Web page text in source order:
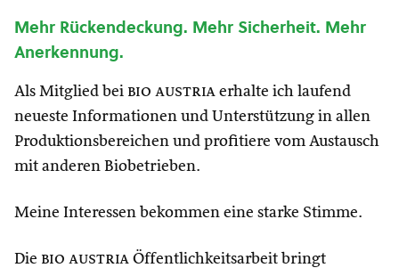
Mehr Rückendeckung. Mehr Sicherheit. Mehr
Anerkennung.
Als Mitglied bei bio austria erhalte ich laufend
neueste Informationen und Unterstützung in allen
Produktionsbereichen und profitiere vom Austausch
mit anderen Biobetrieben.
Meine Interessen bekommen eine starke Stimme.
Die bio austria Öffentlichkeitsarbeit bringt